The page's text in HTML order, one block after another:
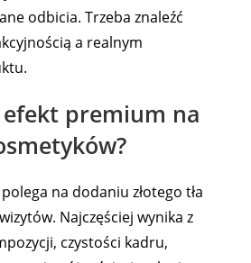
odbicia. Trzeba znaleźć
a realnym
efekt premium na
na dodaniu złotego tła
Najczęściej wynika z
czystości kadru,